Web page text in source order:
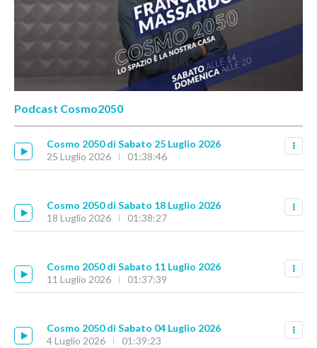
Podcast Cosmo2050
Cosmo 2050 di Sabato 25 Luglio 2026
25 Luglio 2026
01:38:46
Cosmo 2050 di Sabato 18 Luglio 2026
18 Luglio 2026
01:38:27
Cosmo 2050 di Sabato 11 Luglio 2026
11 Luglio 2026
01:37:39
Cosmo 2050 di Sabato 04 Luglio 2026
4 Luglio 2026
01:39:23